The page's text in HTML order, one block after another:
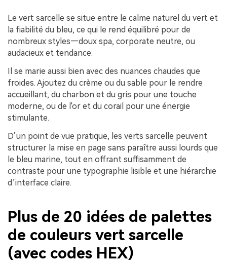
Le vert sarcelle se situe entre le calme naturel du vert et
la fiabilité du bleu, ce qui le rend équilibré pour de
nombreux styles—doux spa, corporate neutre, ou
audacieux et tendance.
Il se marie aussi bien avec des nuances chaudes que
froides. Ajoutez du crème ou du sable pour le rendre
accueillant, du charbon et du gris pour une touche
moderne, ou de l'or et du corail pour une énergie
stimulante.
D’un point de vue pratique, les verts sarcelle peuvent
structurer la mise en page sans paraître aussi lourds que
le bleu marine, tout en offrant suffisamment de
contraste pour une typographie lisible et une hiérarchie
d’interface claire.
Plus de 20 idées de palettes
de couleurs vert sarcelle
(avec codes HEX)